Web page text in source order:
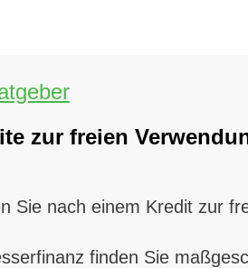
zur freien
Sie nach einem Kredit zur
finden Sie